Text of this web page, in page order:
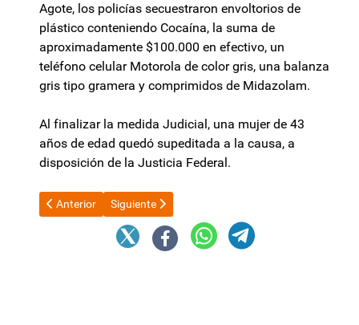
Agote, los policías secuestraron envoltorios de
plástico conteniendo Cocaína, la suma de
aproximadamente $100.000 en efectivo, un
teléfono celular Motorola de color gris, una balanza
gris tipo gramera y comprimidos de Midazolam.
Al finalizar la medida Judicial, una mujer de 43
años de edad quedó supeditada a la causa, a
disposición de la Justicia Federal.
Artículo anterior: Jornada informativa por el Día Internacional
Anterior Artículo siguiente: Con el Miércoles de Ceniza se
Siguiente